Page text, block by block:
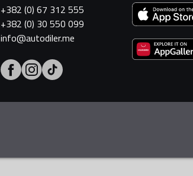
+382 (0) 67 312 555
+382 (0) 30 550 099
info@autodiler.me